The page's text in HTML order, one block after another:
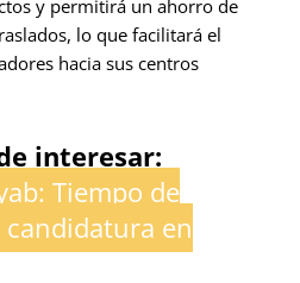
y permitirá un ahorro de
lo que facilitará el
hacia sus centros
interesar:
Tiempo de
en